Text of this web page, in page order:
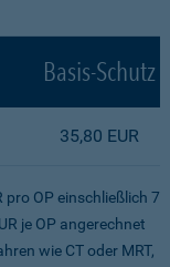
Basis-Schutz
35,80 EUR
OP einschließlich 7
je OP angerechnet
wie CT oder MRT,